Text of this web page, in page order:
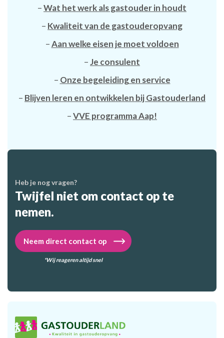
–Wat het werk als gastouder in houdt
– Kwaliteit van de gastouderopvang
–Aan welke eisen je moet voldoen
–Je consulent
– Onze begeleiding en service
– Blijven leren en ontwikkelen bij Gastouderland
–VVE programma Aap!
Heb je nog vragen?
Twijfel niet om contact op te
nemen.
Neem direct contact op
*Wij reageren altijd snel